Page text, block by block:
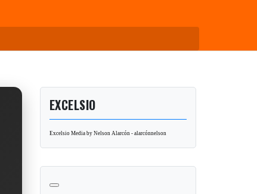
EXCELSIO
Excelsio Media by Nelson Alarcón - alarcónnelson